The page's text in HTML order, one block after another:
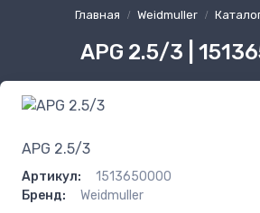
Главная Weidmuller
APG 2.5/3 |
APG 2.5/3
Артикул:
1513650000
Бренд:
Weidmuller